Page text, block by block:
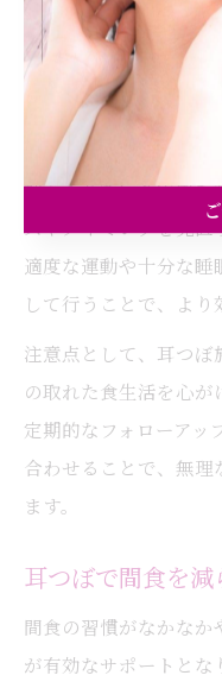
感じにくく自然と食
す。
具体的な方法として
毎日の食事内容を記
抑えられている実感を
スやタイミングを見直
適度な運動や十分な
して行うことで、より
注意点として、耳つぼ
の取れた食生活を心
定期的なフォローアッ
合わせることで、無
ます。
耳つぼで間食を
間食の習慣がなかな
が有効なサポートとな